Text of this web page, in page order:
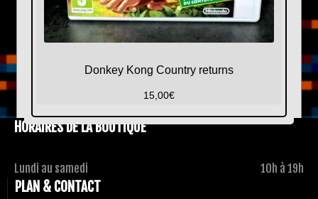
Donkey Kong Country returns
15,00€
HORAIRES DE LA BOUTIQUE
Lundi au samedi 10h à 19h
PLAN & CONTACT